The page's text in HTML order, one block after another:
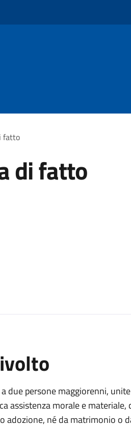
fatto
di fatto
due persone maggiorenni,
assistenza morale e
adozione, né da matrimonio o